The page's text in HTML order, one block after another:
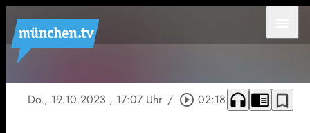
Do., 19.10.2023 , 17:07 Uhr / play_circle_outline 02:18 headphones chrome_reader_mode bookmark_border